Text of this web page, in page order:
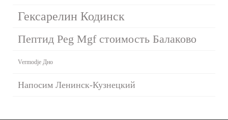
Гексарелин Кодинск
Пептид Peg Mgf стоимость Балаково
Vermodje Дно
Напосим Ленинск-Кузнецкий